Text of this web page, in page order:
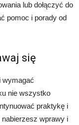
lub dołączyć do
pomoc i porady od
się
wymagać
nie wszystko
praktykę i
nabierzesz wprawy i